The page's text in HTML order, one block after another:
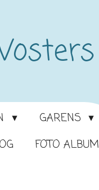
GARENS
FOTO ALBUM